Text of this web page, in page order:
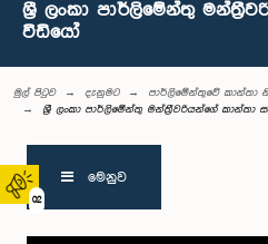
02
ශ්‍රී ලංකා පාර්ලිමේන්තු
වීඩියෝ
මුල් පිටුව දැනුමට
පාර්ලිමේන්තුවේ කාන්තා
ශ්‍රී ලංකා පාර්ලිමේන්තු මන්ත්‍රීවරියන්ගේ කාන්තා
මෙනුව